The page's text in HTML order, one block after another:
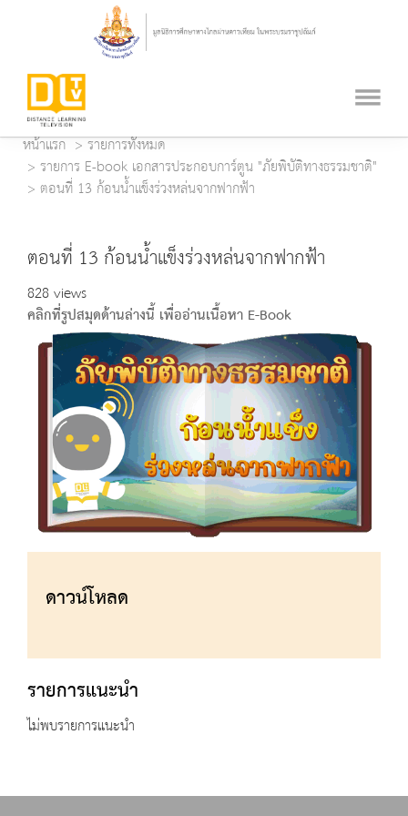
หน้าแรก
รายการทั้งหมด
รายการ E-book เอกสารประกอบการ์ตูน "ภัยพิบัติทางธรรมชาติ"
ตอนที่ 13 ก้อนน้ำแข็งร่วงหล่นจากฟากฟ้า
ตอนที่ 13 ก้อนน้ำแข็งร่วงหล่นจากฟากฟ้า
828 views
คลิกที่รูปสมุดด้านล่างนี้ เพื่ออ่านเนื้อหา E-Book
ดาวน์โหลด
รายการแนะนำ
ไม่พบรายการแนะนำ